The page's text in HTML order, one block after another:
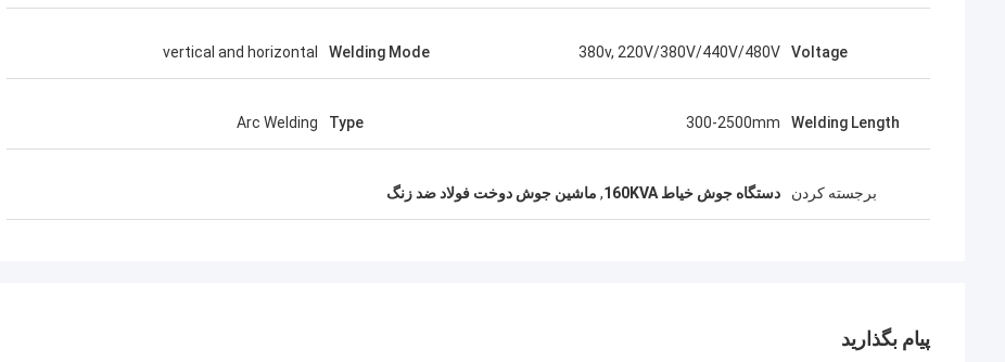
Voltage
380v, 220V/380V/440V/480V
Welding Mode
vertical and horizontal
Welding Length
300-2500mm
Type
Arc Welding
برجسته کردن دستگاه جوش خياط 160KVA , ماشین جوش دوخت فولاد ضد زنگ
پیام بگذارید